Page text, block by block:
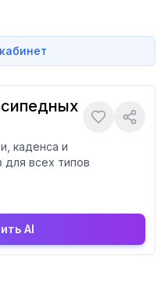
каденса и
всех типов
AI